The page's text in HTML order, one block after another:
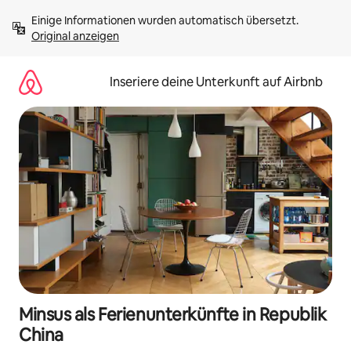
Inhalten
springenOriginal anzeigen
Inseriere deine Unterkunft auf Airbnb
Minsus als Ferienunterkünfte in Republik
China